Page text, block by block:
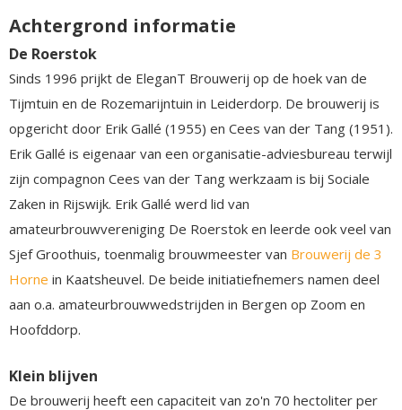
Achtergrond informatie
De Roerstok
Sinds 1996 prijkt de EleganT Brouwerij op de hoek van de
Tijmtuin en de Rozemarijntuin in Leiderdorp. De brouwerij is
opgericht door Erik Gallé (1955) en Cees van der Tang (1951).
Erik Gallé is eigenaar van een organisatie-adviesbureau terwijl
zijn compagnon Cees van der Tang werkzaam is bij Sociale
Zaken in Rijswijk. Erik Gallé werd lid van
amateurbrouwvereniging De Roerstok en leerde ook veel van
Sjef Groothuis, toenmalig brouwmeester van Brouwerij de 3
Horne in Kaatsheuvel. De beide initiatiefnemers namen deel
aan o.a. amateurbrouwwedstrijden in Bergen op Zoom en
Hoofddorp.
Klein blijven
De brouwerij heeft een capaciteit van zo'n 70 hectoliter per